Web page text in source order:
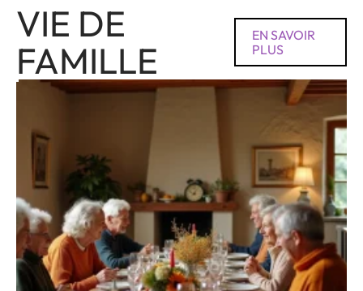
VIE DE
FAMILLE
EN SAVOIR
PLUS